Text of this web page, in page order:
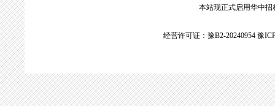
本站现正式启用华中招
经营许可证：豫B2-20240954 豫